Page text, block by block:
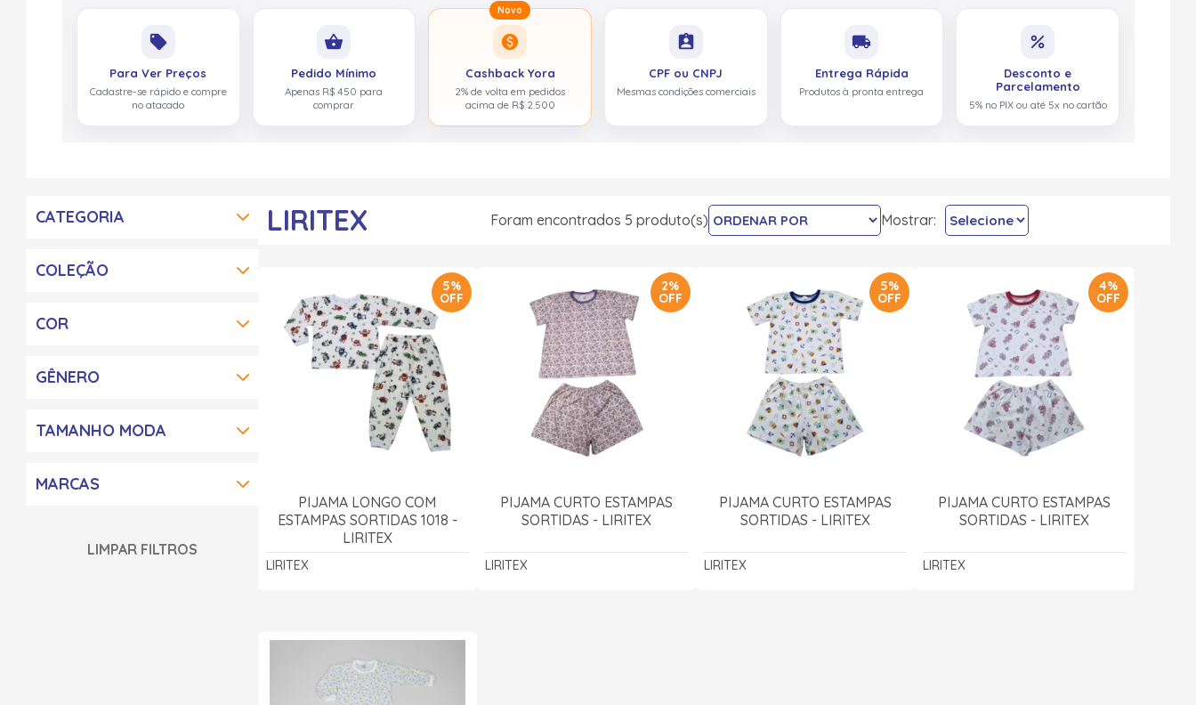
local_offer
Para Ver Preços
Cadastre-se rápido e compre
no atacado
shopping_basket
Pedido Mínimo
Apenas R$ 450 para
comprar
Novo
paid
Cashback Yora
2% de volta em pedidos
acima de R$ 2.500
assignment_ind
CPF ou CNPJ
Mesmas condições comerciais
local_shipping
Entrega Rápida
Produtos à pronta entrega
percent
Desconto e
Parcelamento
5% no PIX ou até 5x no cartão
COLEÇÃO
COR
GÊNERO
TAMANHO MODA
CATEGORIA
MARCAS
LIMPAR FILTROS
LIRITEX Foram encontrados 5 produto(s) Mostrar:
5%
OFF
PIJAMA LONGO COM
ESTAMPAS SORTIDAS 1018 -
LIRITEX
LIRITEX
2%
OFF
PIJAMA CURTO ESTAMPAS
SORTIDAS - LIRITEX
LIRITEX
5%
OFF
PIJAMA CURTO ESTAMPAS
SORTIDAS - LIRITEX
LIRITEX
4%
OFF
PIJAMA CURTO ESTAMPAS
SORTIDAS - LIRITEX
LIRITEX